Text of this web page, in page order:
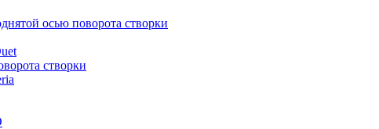
осью поворота створки
створки